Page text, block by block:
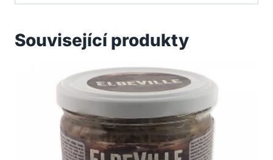
Související produkty